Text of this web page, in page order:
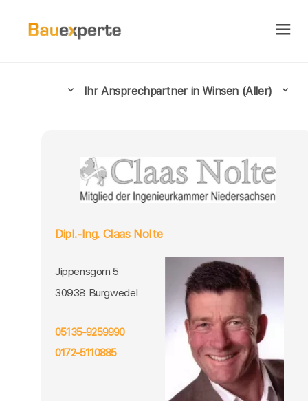
Ihr Ansprechpartner in Winsen (Aller)
Dipl.-Ing. Claas Nolte
Jippensgorn 5
30938 Burgwedel
05135-9259990
0172-5110885